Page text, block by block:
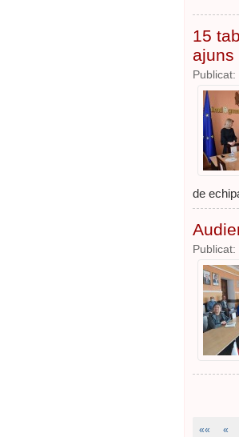
15
ajuns
Publicat:
de
Publicat:
«« «